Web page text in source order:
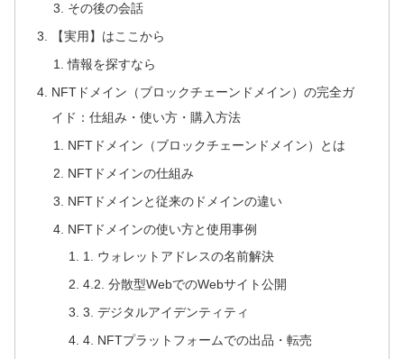
その後の会話
【実用】はここから
情報を探すなら
NFTドメイン（ブロックチェーンドメイン）の完全ガ
イド：仕組み・使い方・購入方法
NFTドメイン（ブロックチェーンドメイン）とは
NFTドメインの仕組み
NFTドメインと従来のドメインの違い
NFTドメインの使い方と使用事例
1. ウォレットアドレスの名前解決
4.2. 分散型WebでのWebサイト公開
3. デジタルアイデンティティ
4. NFTプラットフォームでの出品・転売